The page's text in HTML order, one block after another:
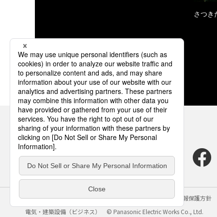
さつき
サイトのご利用にあたって クッキーポリシー
個人情報保護方針
電気・建築設備（ビジネス）
© Panasonic Electric Works Co., Ltd.